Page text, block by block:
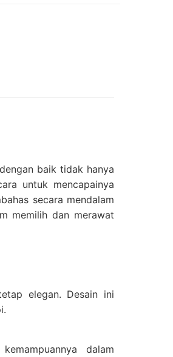
baik tidak hanya
untuk mencapainya
secara mendalam
memilih dan merawat
elegan. Desain ini
dalam